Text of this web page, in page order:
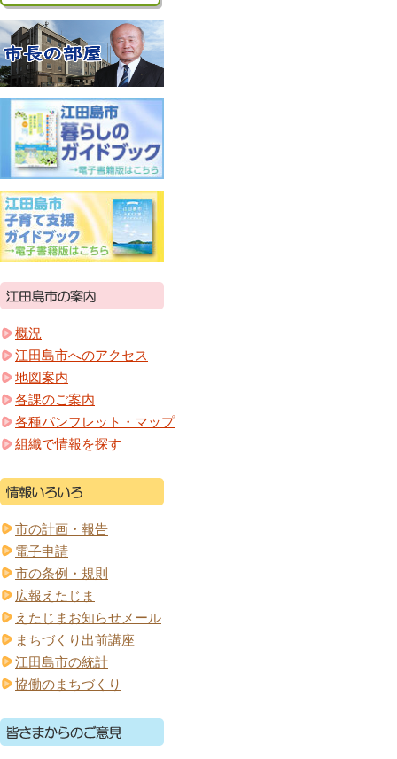
概況
江田島市へのアクセス
地図案内
各課のご案内
各種パンフレット・マップ
組織で情報を探す
市の計画・報告
電子申請
市の条例・規則
広報えたじま
えたじまお知らせメール
まちづくり出前講座
江田島市の統計
協働のまちづくり